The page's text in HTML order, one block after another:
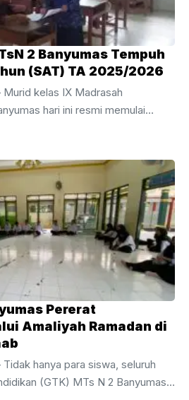
2 Banyumas Tempuh
(SAT) TA 2025/2026
kelas IX Madrasah
hari ini resmi memulai
pelaksanaan Sumatif Akhir Tahun
berlangsung selama
26 Februari hingga Jumat, 6
SAT kali ini dipusatkan di area
dengan menggunakan 10
secara maksimal untuk
ketenangan siswa selama
sebagai ...
Pererat
Amaliyah Ramadan di
hanya para siswa, seluruh
(GTK) MTs N 2 Banyumas